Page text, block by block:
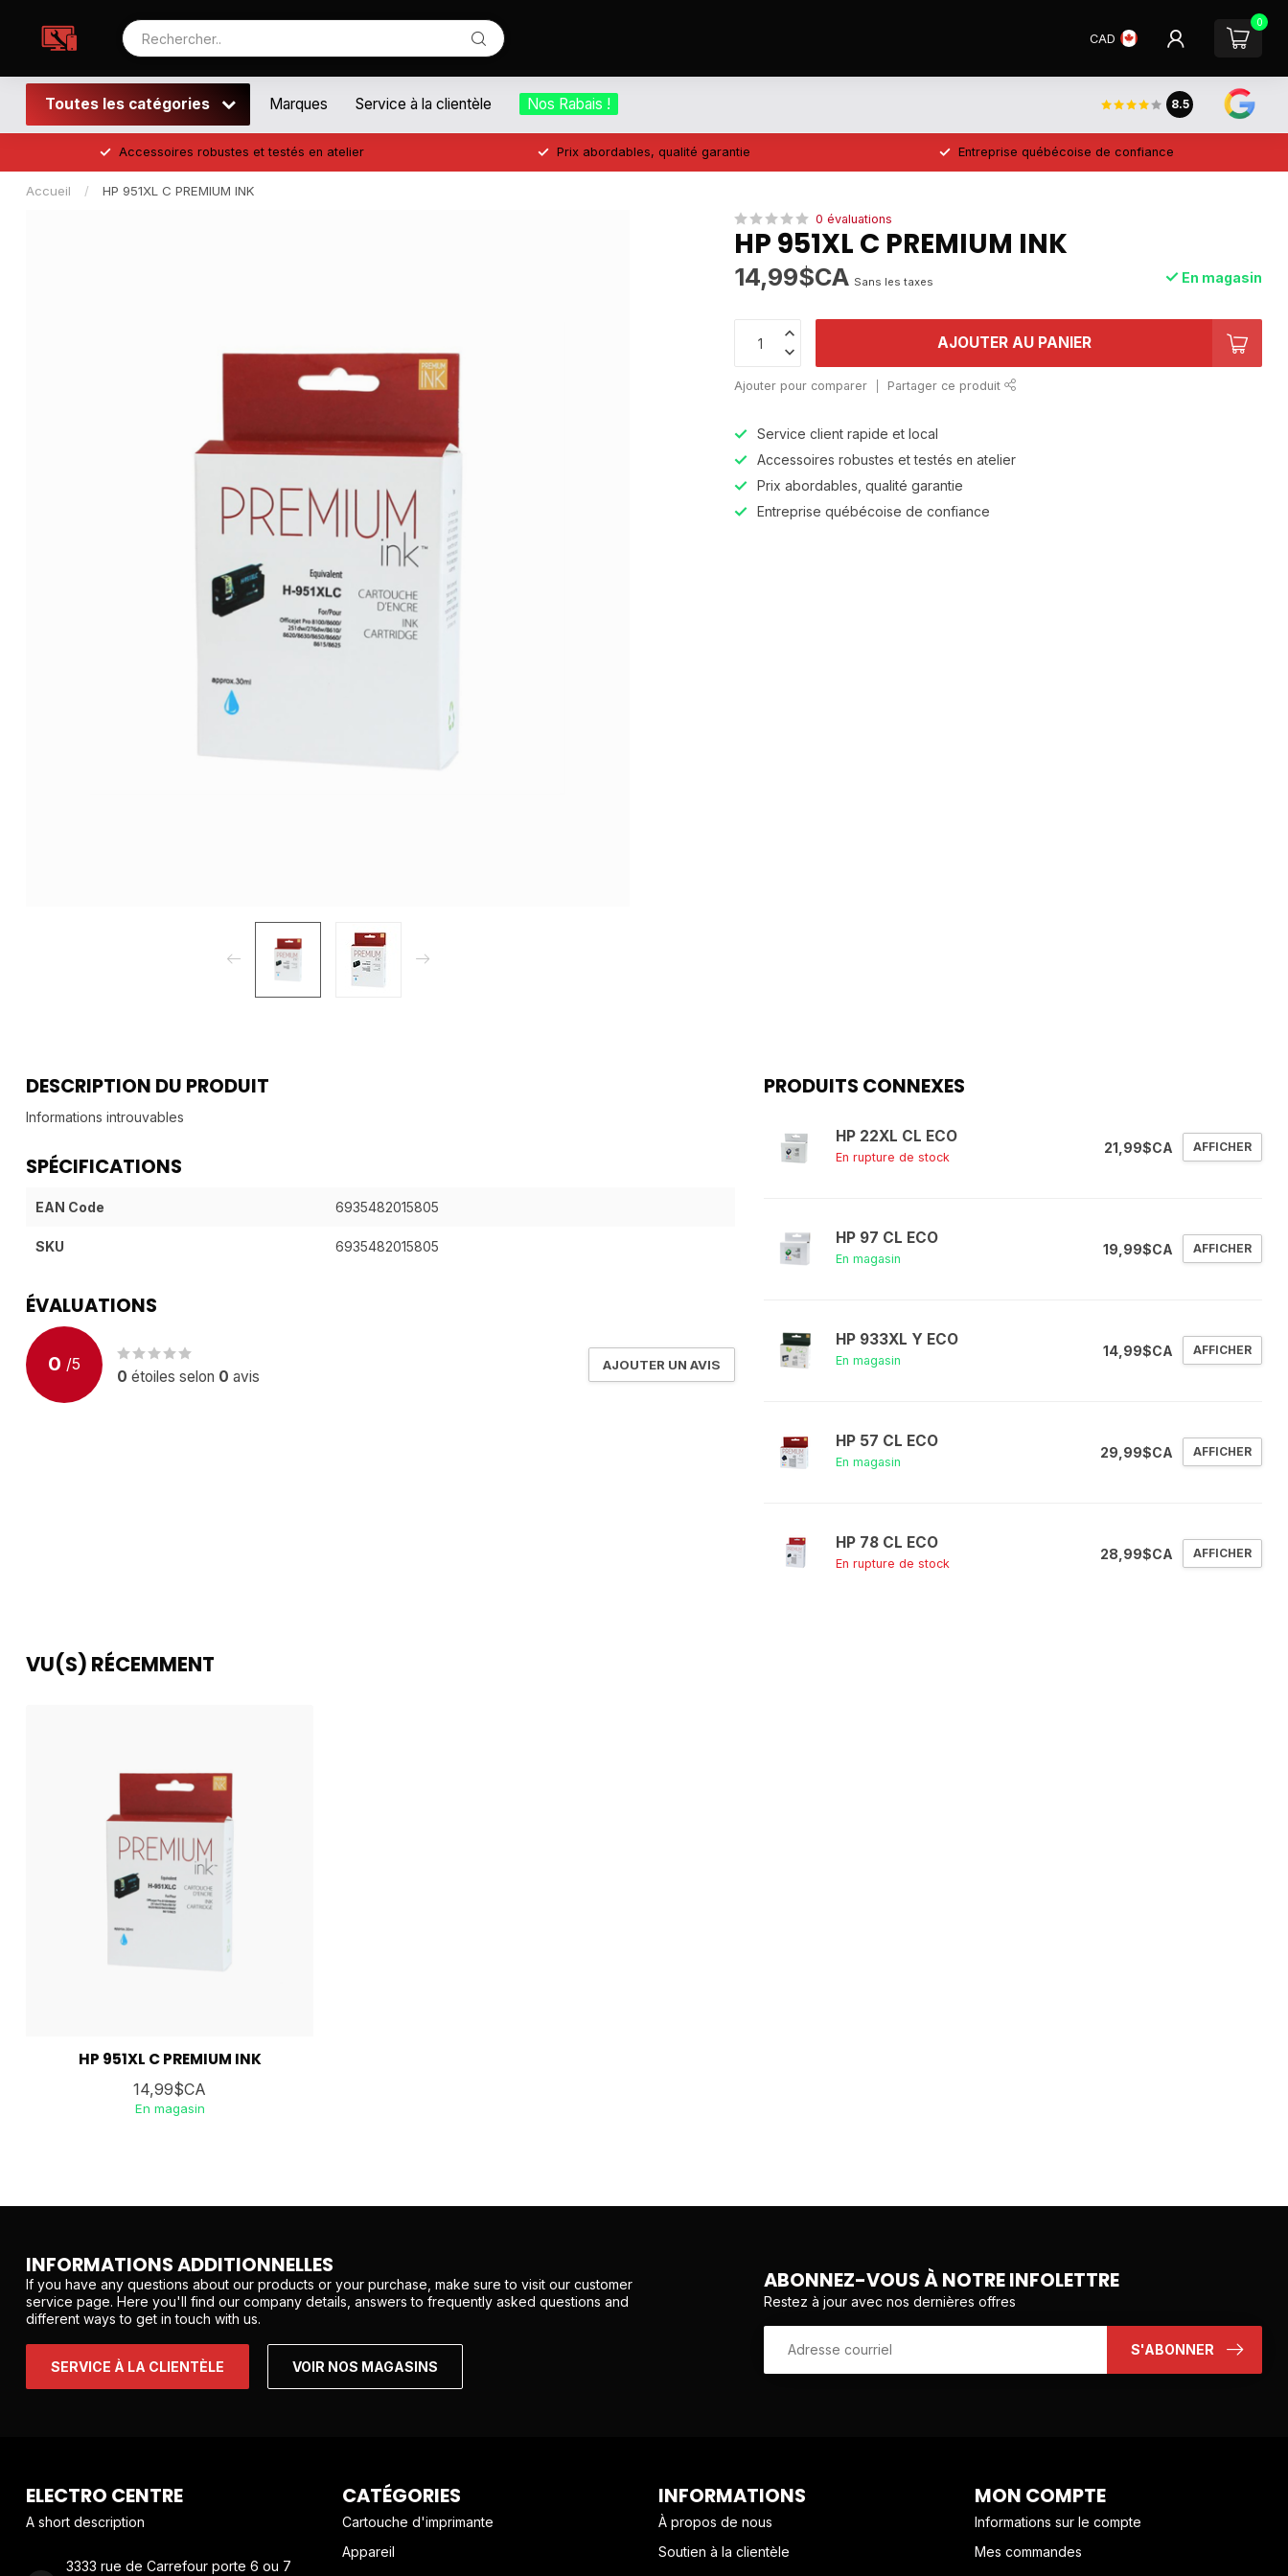
CAD
0
Toutes les catégories Marques Service à la clientèle Nos Rabais ! 8.5
Accessoires robustes et testés en atelier Prix abordables, qualité garantie Entreprise québécoise de confiance
Accueil / HP 951XL C PREMIUM INK
0 évaluations
HP 951XL C PREMIUM INK
14,99$CA Sans les taxes En magasin
AJOUTER AU PANIER
Ajouter pour comparer Partager ce produit
Service client rapide et local
Accessoires robustes et testés en atelier
Prix abordables, qualité garantie
Entreprise québécoise de confiance
DESCRIPTION DU PRODUIT
Informations introuvables
SPÉCIFICATIONS
EAN Code 6935482015805
SKU 6935482015805
ÉVALUATIONS
0 /5
0 étoiles selon 0 avis
AJOUTER UN AVIS
PRODUITS CONNEXES
HP 22XL CL ECO
En rupture de stock
21,99$CA AFFICHER
HP 97 CL ECO
En magasin
19,99$CA AFFICHER
HP 933XL Y ECO
En magasin
14,99$CA AFFICHER
HP 57 CL ECO
En magasin
29,99$CA AFFICHER
HP 78 CL ECO
En rupture de stock
28,99$CA AFFICHER
VU(S) RÉCEMMENT
HP 951XL C PREMIUM INK
14,99$CA
En magasin
INFORMATIONS ADDITIONNELLES
If you have any questions about our products or your purchase, make sure to visit our customer
service page. Here you'll find our company details, answers to frequently asked questions and
different ways to get in touch with us.
SERVICE À LA CLIENTÈLE VOIR NOS MAGASINS
ABONNEZ-VOUS À NOTRE INFOLETTRE
Restez à jour avec nos dernières offres
S'ABONNER
ELECTRO CENTRE
A short description
3333 rue de Carrefour porte 6 ou 7
CATÉGORIES
Cartouche d'imprimante
Appareil
INFORMATIONS
À propos de nous
Soutien à la clientèle
MON COMPTE
Informations sur le compte
Mes commandes